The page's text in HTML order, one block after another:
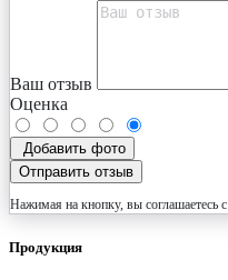
Ваш отзыв
Оценка
Добавить фото
Отправить отзыв
Нажимая на кнопку, вы соглашаетесь с
Продукция